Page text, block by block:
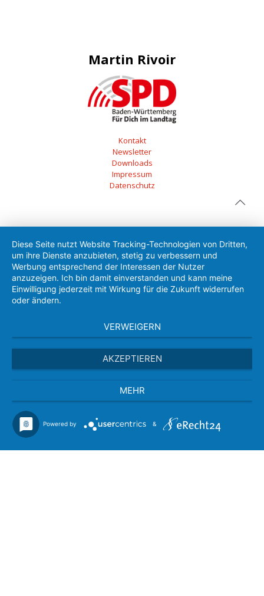
Martin Rivoir
Kontakt
Newsletter
Downloads
Impressum
Datenschutz
Diese Seite nutzt Website Tracking-Technologien von Dritten,
um ihre Dienste anzubieten, stetig zu verbessern und
Werbung entsprechend der Interessen der Nutzer
anzuzeigen. Ich bin damit einverstanden und kann meine
Einwilligung jederzeit mit Wirkung für die Zukunft widerrufen
oder ändern.
VERWEIGERN
AKZEPTIEREN
MEHR
Powered by &